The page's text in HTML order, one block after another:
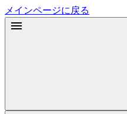
メインページに戻る